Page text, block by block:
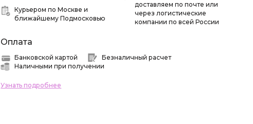
Курьером по Москве и
ближайшему Подмосковью
доставляем по почте или
через логистические
компании по всей России
Оплата
Банковской картой
Безналичный расчет
Наличными при получении
Узнать подробнее